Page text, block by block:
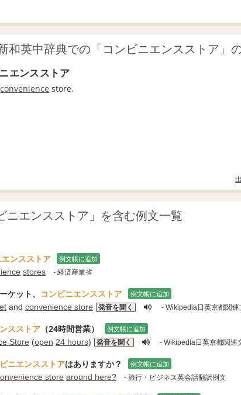
和英中辞典での「コンビニエンスストア」
エンスストア
convenience store.
ニエンスストア」を含む例文一覧
エンスストア 例文帳に追加
stores - 経済産業省
ケット、 コンビニエンスストア 例文帳に追加
and convenience store 発音を聞く - Wikipedia日英京都関連
スストア （24時間営業） 例文帳に追加
Store (open 24 hours) 発音を聞く - Wikipedia日英京都関連
ニエンスストアはありますか？ 例文帳に追加
store around here? - 旅行・ビジネス英会話翻訳例文